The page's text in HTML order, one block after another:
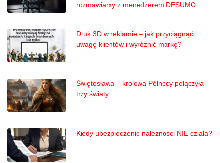
rozmawiamy z menedżerem DESUMO
Druk 3D w reklamie – jak przyciągnąć
uwagę klientów i wyróżnić markę?
Świętosława – królowa Północy połączyła
trzy światy
Kiedy ubezpieczenie należności NIE działa?